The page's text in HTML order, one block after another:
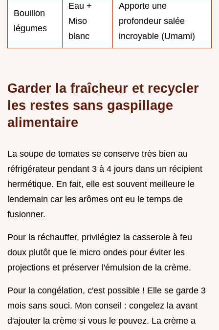
Bouillon
légumes
Eau +
Miso
blanc
Apporte une
profondeur salée
incroyable (Umami)
Garder la fraîcheur et recycler
les restes sans gaspillage
alimentaire
La soupe de tomates se conserve très bien au
réfrigérateur pendant 3 à 4 jours dans un récipient
hermétique. En fait, elle est souvent meilleure le
lendemain car les arômes ont eu le temps de
fusionner.
Pour la réchauffer, privilégiez la casserole à feu
doux plutôt que le micro ondes pour éviter les
projections et préserver l'émulsion de la crème.
Pour la congélation, c'est possible ! Elle se garde 3
mois sans souci. Mon conseil : congelez la avant
d'ajouter la crème si vous le pouvez. La crème a